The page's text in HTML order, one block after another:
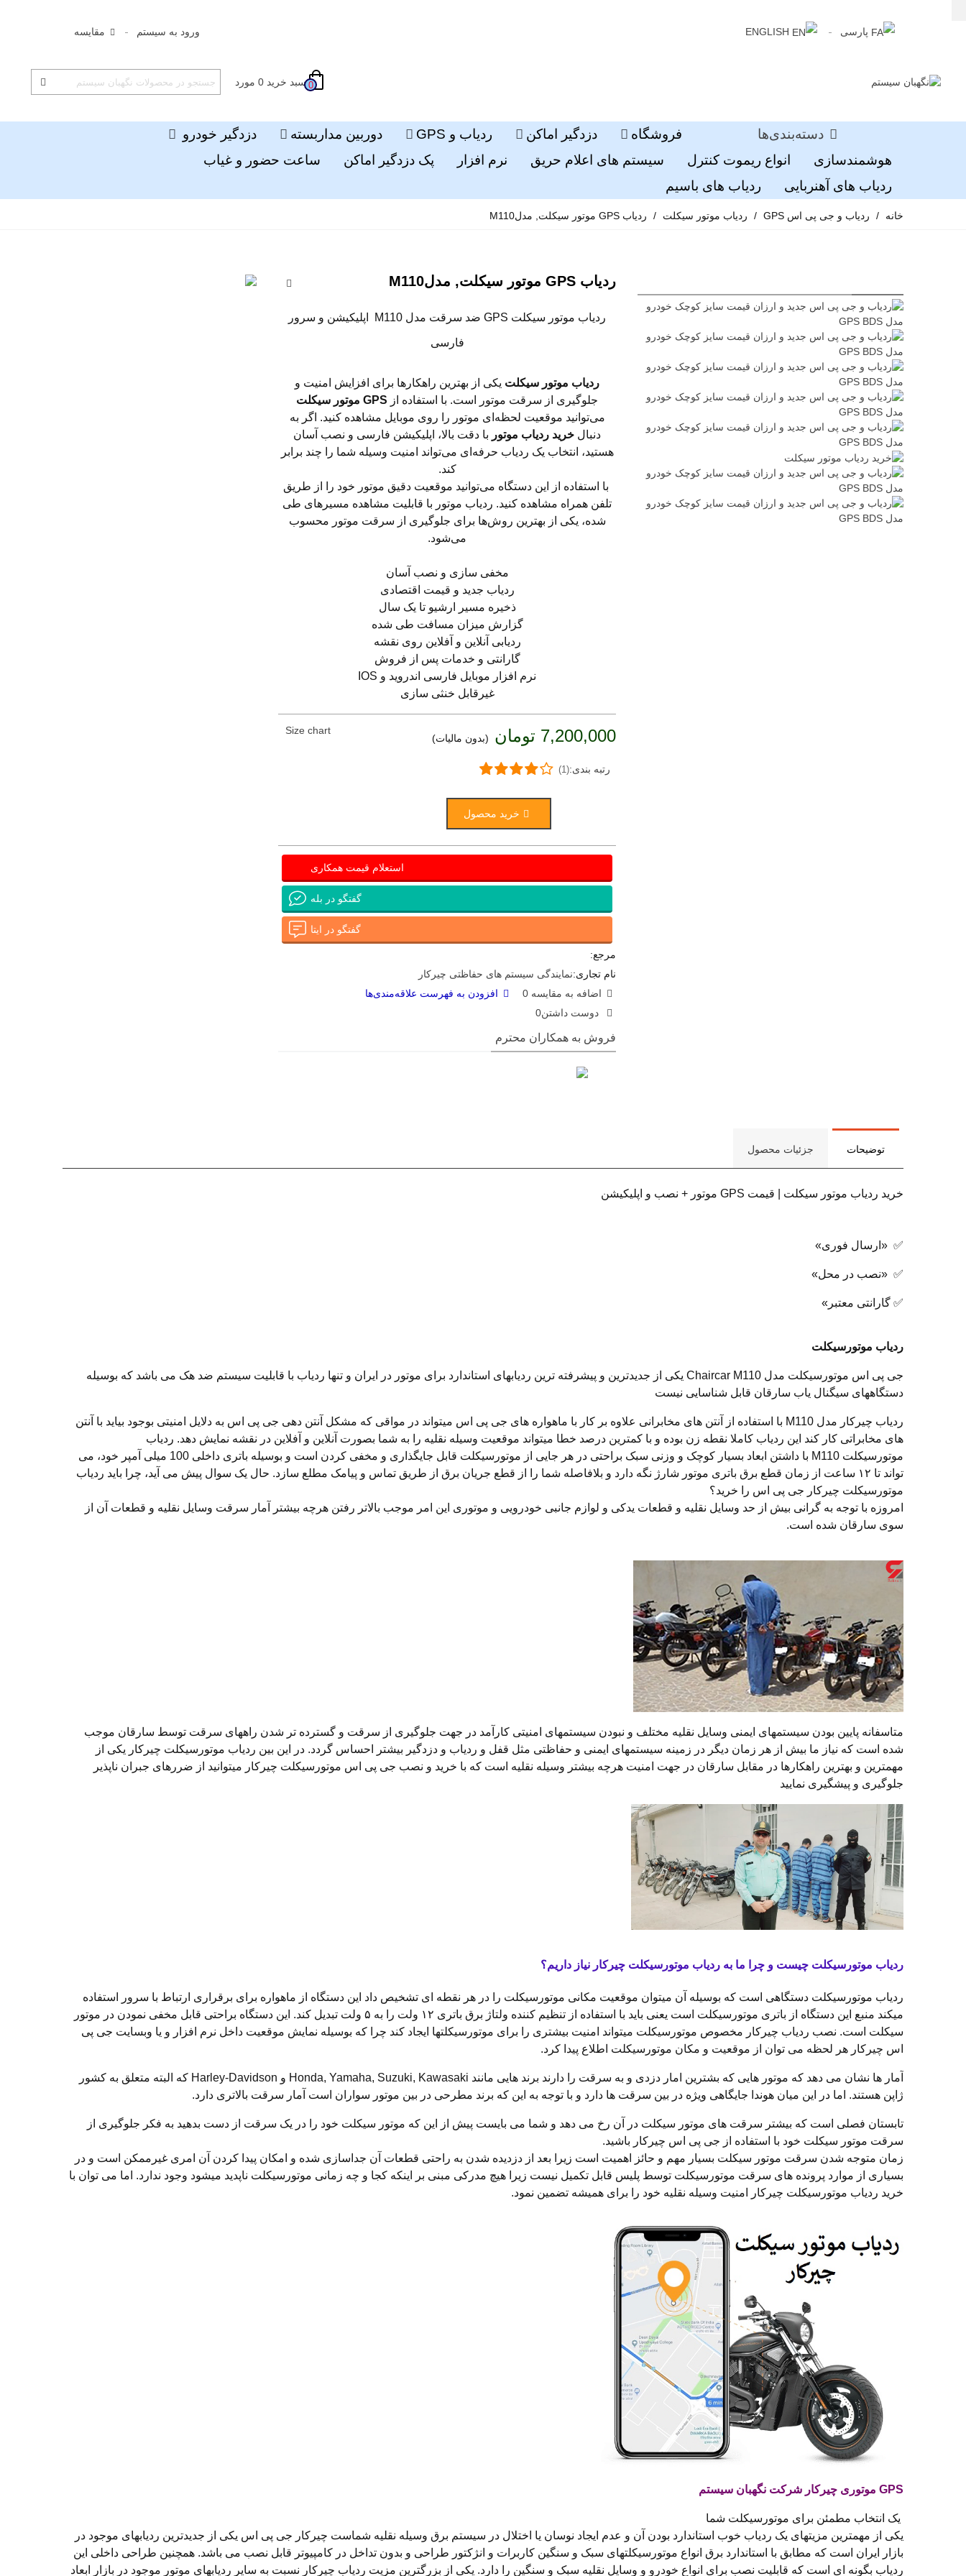
پارسی ENGLISH ورود به سیستم مقایسه
0 سبد خرید 0 مورد
دسته‌بندی‌ها فروشگاه دزدگیر اماکن ردیاب و GPS دوربین مداربسته
دزدگیر خودرو
هوشمندسازی
انواع ریموت کنترل سیستم های اعلام حریق نرم افزار پک دزدگیر اماکن
ساعت حضور و غیاب
ردیاب های آهنربایی
ردیاب های باسیم
خانه / ردیاب و جی پی اس GPS / ردیاب موتور سیکلت / ردیاب GPS موتور سیکلت, مدلM110
ردیاب GPS موتور سیکلت, مدلM110
ردیاب موتور سیکلت GPS ضد سرقت مدل M110 اپلیکیشن و سرور
فارسی
ردیاب موتور سیکلت یکی از بهترین راهکارها برای افزایش امنیت و
جلوگیری از سرقت موتور است. با استفاده از GPS موتور سیکلت
می‌توانید موقعیت لحظه‌ای موتور را روی موبایل مشاهده کنید. اگر به
دنبال خرید ردیاب موتور با دقت بالا، اپلیکیشن فارسی و نصب آسان
هستید، انتخاب یک ردیاب حرفه‌ای می‌تواند امنیت وسیله شما را چند برابر
کند.
با استفاده از این دستگاه می‌توانید موقعیت دقیق موتور خود را از طریق
تلفن همراه مشاهده کنید. ردیاب موتور با قابلیت‌ مشاهده مسیرهای طی
شده، یکی از بهترین روش‌ها برای جلوگیری از سرقت موتور محسوب
می‌شود.
مخفی سازی و نصب آسان
ردیاب جدید و قیمت اقتصادی
ذخیره مسیر ارشیو تا یک سال
گزارش میزان مسافت طی شده
ردیابی آنلاین و آفلاین روی نقشه
گارانتی و خدمات پس از فروش
نرم افزار موبایل فارسی اندروید و IOS
غیرقابل خنثی سازی
7,200,000 تومان (بدون مالیات)
رتبه بندی:(1)
Size chart
خرید محصول
استعلام قیمت همکاری
گفتگو در بله
گفتگو در ایتا
مرجع:
نام تجاری:نمایندگی سیستم های حفاظتی چیرکار
اضافه به مقایسه 0
افزودن به فهرست علاقه‌مندی‌ها
دوست داشتن0
فروش به همکاران محترم
توضیحات جزئیات محصول
خرید ردیاب موتور سیکلت | قیمت GPS موتور + نصب و اپلیکیشن
✅ «ارسال فوری»
✅ «نصب در محل»
✅ گارانتی معتبر»
ردیاب موتورسیکلت
جی پی اس موتورسیکلت مدل Chaircar M110 یکی از جدیدترین و پیشرفته ترین ردیابهای استاندارد برای موتور در ایران و تنها ردیاب با قابلیت سیستم ضد هک می باشد که بوسیله
دستگاههای سیگنال یاب سارقان قابل شناسایی نیست
ردیاب چیرکار مدل M110 با استفاده از آنتن های مخابرانی علاوه بر کار با ماهواره های جی پی اس میتواند در مواقی که مشکل آنتن دهی جی پی اس به دلایل امنیتی بوجود بیاید با آنتن
های مخابراتی کار کند این ردیاب کاملا نقطه زن بوده و با کمترین درصد خطا میتواند موقعیت وسیله نقلیه را به شما بصورت آنلاین و آفلاین در نقشه نمایش دهد. ردیاب
موتورسیکلت M110 با داشتن ابعاد بسیار کوچک و وزنی سبک براحتی در هر جایی از موتورسیکلت قابل جایگذاری و مخفی کردن است و بوسیله باتری داخلی 100 میلی آمپر خود، می
تواند تا ۱۲ ساعت از زمان قطع برق باتری موتور شارژ نگه دارد و بلافاصله شما را از قطع جریان برق از طریق تماس و پیامک مطلع سازد. حال یک سوال پیش می آید، چرا باید ردیاب
موتورسیکلت چیرکار جی پی اس را خرید؟
امروزه با توجه به گرانی بیش از حد وسایل نقلیه و قطعات یدکی و لوازم جانبی خودرویی و موتوری این امر موجب بالاتر رفتن هرچه بیشتر آمار سرقت وسایل نقلیه و قطعات آن از
سوی سارقان شده است.
متاسفانه پایین بودن سیستمهای ایمنی وسایل نقلیه مختلف و نبودن سیستمهای امنیتی کارآمد در جهت جلوگیری از سرقت و گسترده تر شدن راههای سرقت توسط سارقان موجب
شده است که نیاز ما بیش از هر زمان دیگر در زمینه سیستمهای ایمنی و حفاظتی مثل قفل و ردیاب و دزدگیر بیشتر احساس گردد. در این بین ردیاب موتورسیکلت چیرکار یکی از
مهمترین و بهترین راهکارها در مقابل سارقان در جهت امنیت هرچه بیشتر وسیله نقلیه است که با خرید و نصب جی پی اس موتورسیکلت چیرکار میتوانید از ضررهای جبران ناپذیر
جلوگیری و پیشگیری نمایید
ردیاب موتورسیکلت چیست و چرا ما به ردیاب موتورسیکلت چیرکار نیاز داریم؟
ردیاب موتورسیکلت دستگاهی است که بوسیله آن میتوان موقعیت مکانی موتورسیکلت را در هر نقطه ای تشخیص داد این دستگاه از ماهواره برای برقراری ارتباط با سرور استفاده
میکند منبع این دستگاه از باتری موتورسیکلت است یعنی باید با استفاده از تنظیم کننده ولتاژ برق باتری ۱۲ ولت را به ۵ ولت تبدیل کند. این دستگاه براحتی قابل مخفی نمودن در موتور
سیکلت است. نصب ردیاب چیرکار مخصوص موتورسیکلت میتواند امنیت بیشتری را برای موتورسیکلتها ایجاد کند چرا که بوسیله نمایش موقعیت داخل نرم افزار و یا وبسایت جی پی
اس چیرکار هر لحظه می توان از موقعیت و مکان موتورسیکلت اطلاع پیدا کرد.
آمار ها نشان می دهد که موتور هایی که بشترین امار دزدی و به سرقت را دارند برند هایی مانند Honda, Yamaha, Suzuki, Kawasaki و Harley-Davidson که البته متعلق به کشور
ژاپن هستند. اما در این میان هوندا جایگاهی ویژه در بین سرقت ها دارد و با توجه به این که برند مطرحی در بین موتور سواران است آمار سرقت بالاتری دارد.
تابستان فصلی است که بیشتر سرقت های موتور سیکلت در آن رخ می دهد و شما می بایست پیش از این که موتور سیکلت خود را در یک سرقت از دست بدهید به فکر جلوگیری از
سرقت موتور سیکلت خود با استفاده از جی پی اس چیرکار باشید.
زمان متوجه شدن سرقت موتور سیکلت بسیار مهم و حائز اهمیت است زیرا بعد از دزدیده شدن به راحتی قطعات آن جداسازی شده و امکان پیدا کردن آن امری غیرممکن است و در
بسیاری از موارد پرونده های سرقت موتورسیکلت توسط پلیس قابل تکمیل نیست زیرا هیچ مدرکی مبنی بر اینکه کجا و چه زمانی موتورسیکلت ناپدید میشود وجود ندارد. اما می توان با
خرید ردیاب موتورسیکلت چیرکار امنیت وسیله نقلیه خود را برای همیشه تضمین نمود.
GPS موتوری چیرکار شرکت نگهبان سیستم
یک انتخاب مطمئن برای موتورسیکلت شما
یکی از مهمترین مزیتهای یک ردیاب خوب استاندارد بودن آن و عدم ایجاد نوسان یا اختلال در سیستم برق وسیله نقلیه شماست چیرکار جی پی اس یکی از جدیدترین ردیابهای موجود در
بازار ایران است که مطابق با استاندارد برق انواع موتورسیکلتهای سبک و سنگین کاربرات و انژکتور طراحی و بدون تداخل در کامپیوتر قابل نصب می باشد. همچنین طراحی داخلی این
ردیاب بگونه ای است که قابلیت نصب برای انواع خودرو و وسایل نقلیه سبک و سنگین را دارد. یکی از بزرگترین مزیت ردیاب چیرکار نسبت به سایر ردیابهای موتور موجود در بازار ابعاد